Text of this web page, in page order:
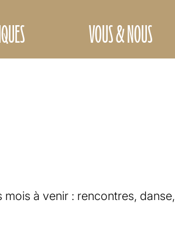
VOUS & NOUS
à venir : rencontres, danse,